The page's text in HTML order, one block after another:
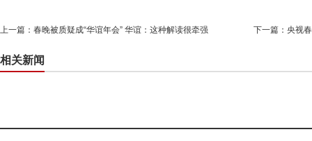
上一篇： 春晚被质疑成“华谊年会” 华谊：这种解读很牵强 下一篇： 央视
相关新闻